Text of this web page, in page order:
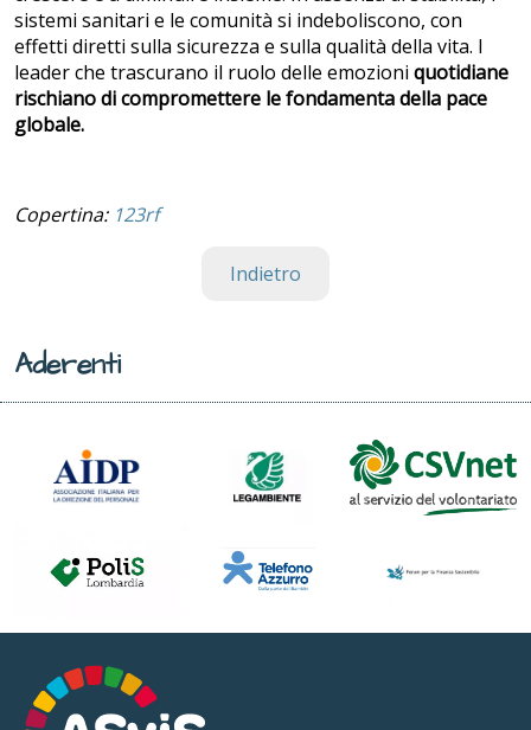
sistemi sanitari e le comunità si indeboliscono, con
effetti diretti sulla sicurezza e sulla qualità della vita. I
leader che trascurano il ruolo delle emozioni quotidiane
rischiano di compromettere le fondamenta della pace
globale.
Copertina: 123rf
Indietro
Aderenti